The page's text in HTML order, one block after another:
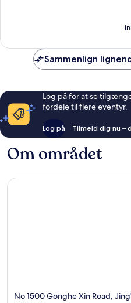
Sammenlign
Log på for at se
fordele til flere eventyr.
Log på Tilmeld dig nu –
Om området
No 1500 Gonghe Xin Road,